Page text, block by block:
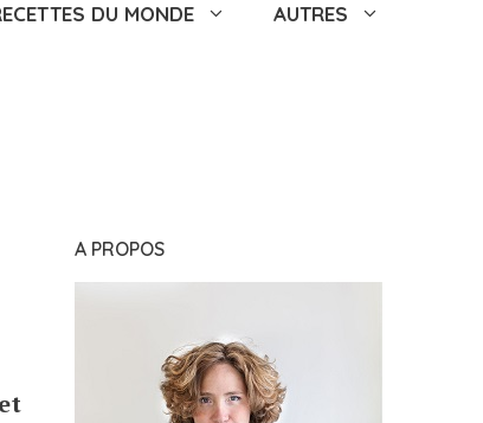
DU MONDE AUTRES
A PROPOS